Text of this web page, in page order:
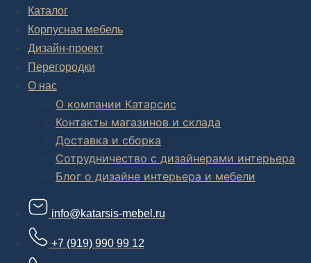
Каталог
Корпусная мебель
Дизайн-проект
Перегородки
О нас
О компании Катарсис
Контакты магазинов и склада
Доставка и сборка
Сотрудничество с дизайнерами интерьера
Блог о дизайне интерьера и мебели
info@katarsis-mebel.ru
+7 (919) 990 99 12